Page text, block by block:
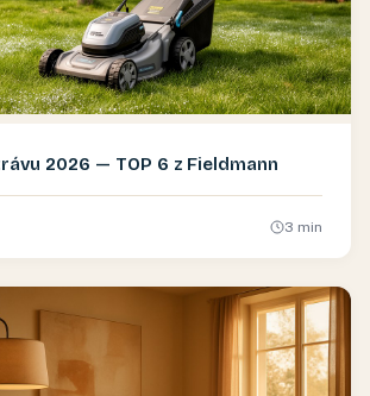
2026 — TOP 6 z Fieldmann
3 min